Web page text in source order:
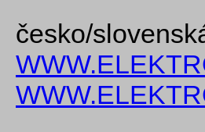
česko/